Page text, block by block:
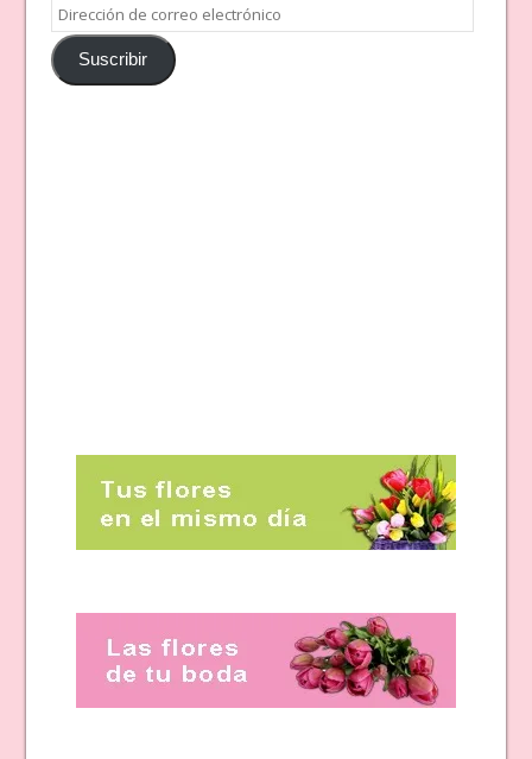
Dirección
de
correoSuscribir